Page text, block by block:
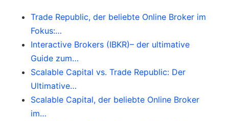
überprüfen.
Trade Republic, der beliebte Online Broker im
Fokus:…
Interactive Brokers (IBKR)– der ultimative
Guide zum…
Scalable Capital vs. Trade Republic: Der
Ultimative…
Scalable Capital, der beliebte Online Broker
im…